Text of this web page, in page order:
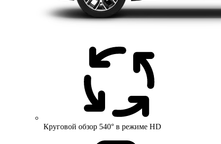
Круговой обзор 540° в режиме HD